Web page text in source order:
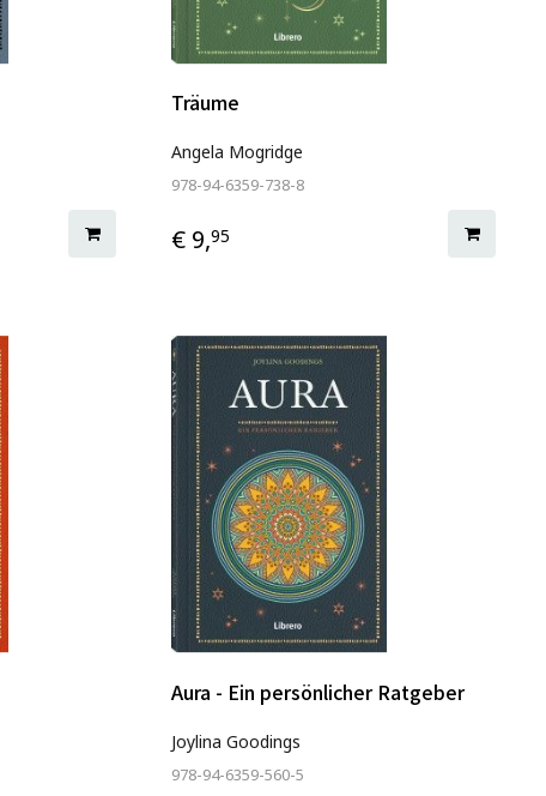
Träume
Angela Mogridge
978-94-6359-738-8
€ 9,95
Aura - Ein persönlicher Ratgeber
Joylina Goodings
978-94-6359-560-5